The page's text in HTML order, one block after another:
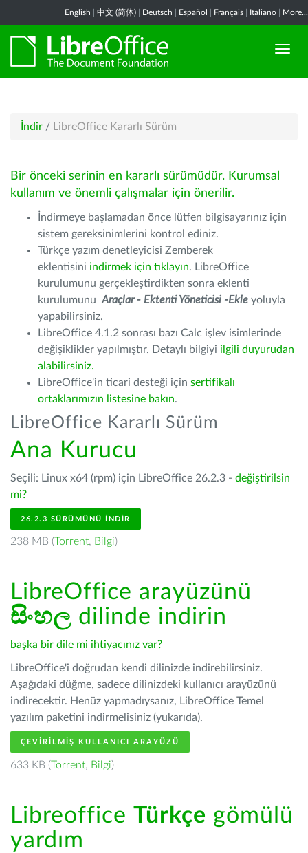
English 中文 (简体) Deutsch Español Français Italiano More...
İndir / LibreOffice Kararlı Sürüm
Bir önceki serinin en kararlı sürümüdür. Kurumsal
kullanım ve önemli çalışmalar için önerilir.
İndirmeye başlamadan önce lütfen bilgisayarınız için
sistem gereksinimlerini kontrol ediniz.
Türkçe yazım denetleyicisi Zemberek
eklentisini indirmek için tıklayın. LibreOffice
kurulumunu gerçekleştirdikten sonra eklenti
kurulumunu Araçlar - Ektenti Yöneticisi -Ekle yoluyla
yapabilirsiniz.
LibreOffice 4.1.2 sonrası bazı Calc işlev isimlerinde
değişiklikler yapılmıştır. Detaylı bilgiyi ilgili duyurudan
alabilirsiniz.
LibreOffice'in ticari desteği için sertifikalı
ortaklarımızın listesine bakın.
LibreOffice Kararlı Sürüm
Ana Kurucu
Seçili: Linux x64 (rpm) için LibreOffice 26.2.3 - değiştirilsin
mi?
26.2.3 SÜRÜMÜNÜ İNDIR
238 MB (Torrent, Bilgi)
LibreOffice arayüzünü
සිංහල dilinde indirin
başka bir dile mi ihtiyacınız var?
LibreOffice'i doğrudan kendi dilinizde indirebilirsiniz.
Aşağıdaki düğme, sadece dilinizdeki kullanıcı arayüzünü
indirecektir. Henüz yapmadıysanız, LibreOffice Temel
yazılım paketini indirmelisiniz (yukarıda).
ÇEVIRILMIŞ KULLANICI ARAYÜZÜ
633 KB (Torrent, Bilgi)
Libreoffice Türkçe gömülü
yardım